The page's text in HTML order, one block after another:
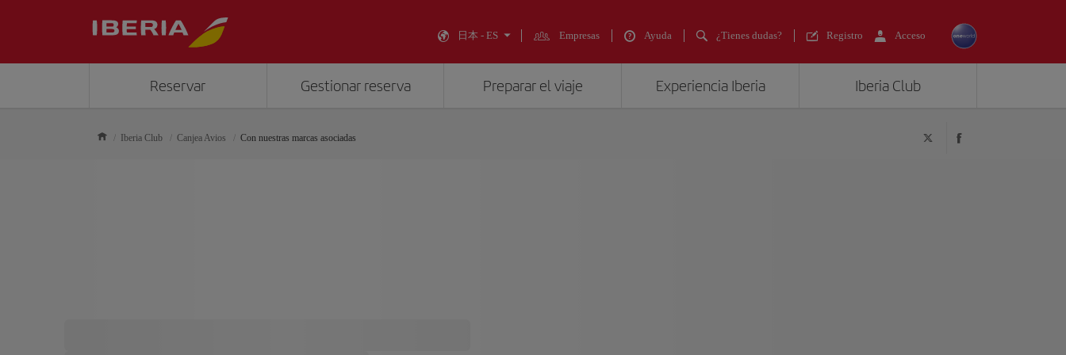
日本 - ES Empresas Ayuda ¿Tienes dudas? Registro Acceso
Reservar Gestionar reserva Preparar el viaje Experiencia Iberia Iberia Club
Iberia Club Canjea Avios Con nuestras marcas asociadas